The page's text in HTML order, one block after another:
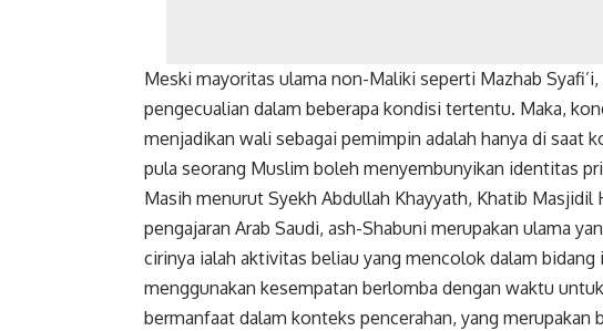
Meski mayoritas ulama non-Maliki seperti Mazhab
pengecualian dalam beberapa kondisi tertentu. Maka,
menjadikan wali sebagai pemimpin adalah hanya di saat
pula seorang Muslim boleh menyembunyikan identitas
Masih menurut Syekh Abdullah Khayyath, Khatib Masjidil
pengajaran Arab Saudi, ash-Shabuni merupakan ulama
cirinya ialah aktivitas beliau yang mencolok dalam bidang
menggunakan kesempatan berlomba dengan waktu
bermanfaat dalam konteks pencerahan, yang merupakan